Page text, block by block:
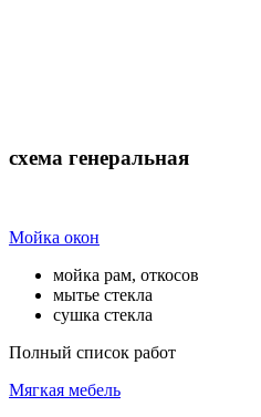
схема генеральная
Мойка окон
мойка рам, откосов
мытье стекла
сушка стекла
Полный список работ
Мягкая мебель